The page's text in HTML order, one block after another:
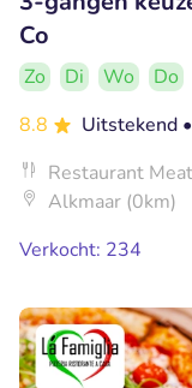
Co
Zo Di Wo
Do
8.8
Uitstekend
Restaurant
Alkmaar (0km)
Verkocht: 234